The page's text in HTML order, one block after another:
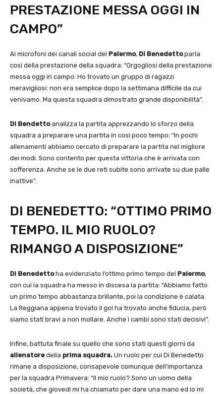
PRESTAZIONE MESSA OGGI IN
CAMPO”
Ai microfoni dei canali social del Palermo, Di Benedettoparla
così della prestazione della squadra: “Orgogliosi della prestazione
messa oggi in campo. Ho trovato un gruppo di ragazzi
meravigliosi: non era semplice dopo la settimana difficile da cui
venivamo. Ma questa squadra dimostrato grande disponibilità”.
Di Bendettoanalizza la partita apprezzando lo sforzo della
squadra a preparare una partita in così poco tempo: “In pochi
allenamenti abbiamo cercato di preparare la partita nel migliore
dei modi. Sono contento per questa vittoria che è arrivata con
sofferenza. Anche se le due reti subite sono arrivate su due palle
inattive”.
DI BENEDETTO: “OTTIMO PRIMO
TEMPO. IL MIO RUOLO?
RIMANGO A DISPOSIZIONE”
Di Benedettoha evidenziato l’ottimo primo tempo del Palermo,
con cui la squadra ha messo in discesa la partita: “Abbiamo fatto
un primo tempo abbastanza brillante, poi la condizione è calata.
La Reggiana appena trovato il gol ha trovato anche fiducia, però
siamo stati bravi a non mollare. Anche i cambi sono stati decisivi”.
Infine, battuta finale su quello che sono stati questi giorni da
allenatore della prima squadra. Un ruolo per cui Di Benedetto
rimane a disposizione, consapevole comunque dell’importanza
per la squadra Primavera: “Il mio ruolo? Sono un uomo della
società, che giovedì mi ha chiamato per dare una mano ed io mi